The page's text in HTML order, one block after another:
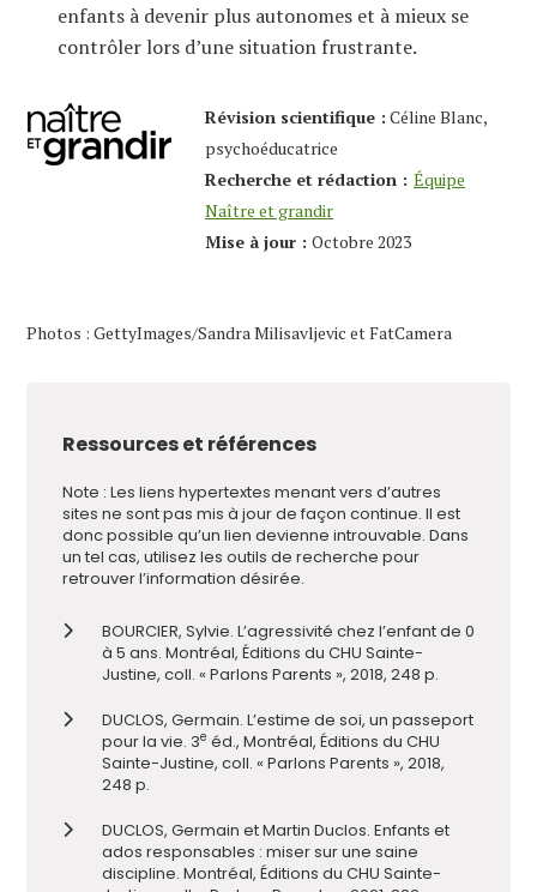
enfants à devenir plus autonomes et à mieux se
contrôler lors d’une situation frustrante.
Révision scientifique : Céline Blanc,
psychoéducatrice
Recherche et rédaction : Équipe
Naître et grandir
Mise à jour : Octobre 2023
Photos : GettyImages/Sandra Milisavljevic et FatCamera
Ressources et références
Note : Les liens hypertextes menant vers d’autres
sites ne sont pas mis à jour de façon continue. Il est
donc possible qu’un lien devienne introuvable. Dans
un tel cas, utilisez les outils de recherche pour
retrouver l’information désirée.
BOURCIER, Sylvie. L’agressivité chez l’enfant de 0
à 5 ans. Montréal, Éditions du CHU Sainte-
Justine, coll. « Parlons Parents », 2018, 248 p.
DUCLOS, Germain. L’estime de soi, un passeport
pour la vie. 3e éd., Montréal, Éditions du CHU
Sainte-Justine, coll. « Parlons Parents », 2018,
248 p.
DUCLOS, Germain et Martin Duclos. Enfants et
ados responsables : miser sur une saine
discipline. Montréal, Éditions du CHU Sainte-